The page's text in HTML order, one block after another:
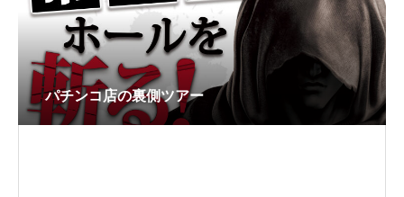
パチンコ店の裏側ツアー